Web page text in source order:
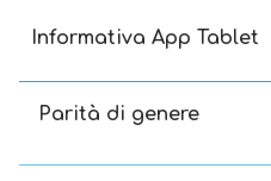
Informativa App Tablet
Parità di genere